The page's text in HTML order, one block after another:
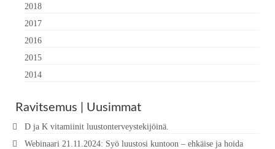
2018
2017
2016
2015
2014
Ravitsemus | Uusimmat
D ja K vitamiinit luustonterveystekijöinä.
Webinaari 21.11.2024: Syö luustosi kuntoon – ehkäise ja hoida